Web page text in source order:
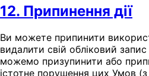
12. Припинення дії
Ви можете припинити
видалити свій обліковий
можемо призупинити або
істотне порушення цих Умов